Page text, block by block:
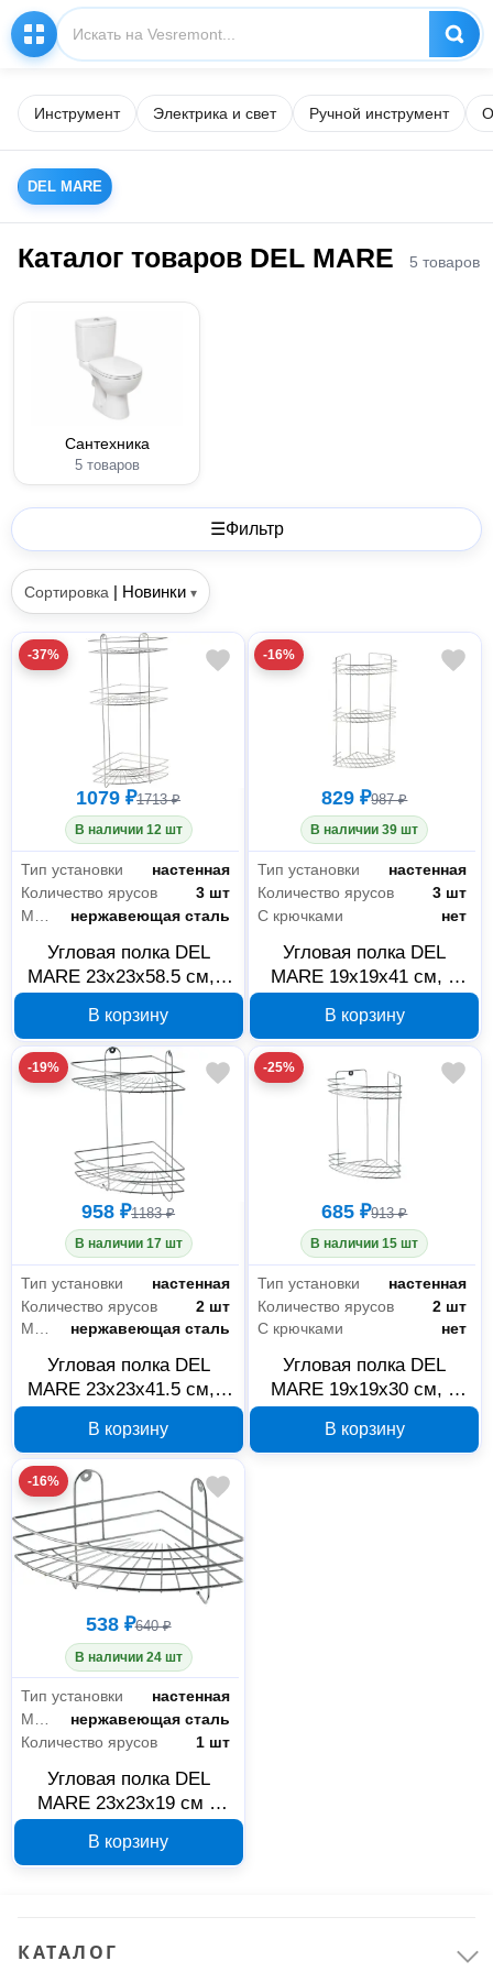
Инструмент Электрика и свет Ручной инструмент
DEL MARE
Каталог товаров DEL MARE 5 товаров
Сантехника
5 товаров
☰Фильтр
Сортировка | Новинки ▾
-37%
1079 ₽1713 ₽
В наличии 12 шт
Тип установки
настенная
Количество ярусов
3 шт
нержавеющая сталь
Угловая полка DEL
MARE 23х23х58.5 см, 3
18-03
В корзину
-16%
829 ₽987 ₽
В наличии 39 шт
Тип установки
настенная
Количество ярусов
3 шт
С крючками
нет
Угловая полка DEL
MARE 19х19х41 см, 3
В корзину
-19%
958 ₽1183 ₽
В наличии 17 шт
Тип установки
настенная
Количество ярусов
2 шт
Материал
нержавеющая сталь
Угловая полка DEL
MARE 23х23х41.5 см, 2
18-02
В корзину
-25%
685 ₽913 ₽
В наличии 15 шт
Тип установки
настенная
Количество ярусов
2 шт
С крючками
нет
Угловая полка DEL
MARE 19х19х30 см, 2
В корзину
-16%
538 ₽640 ₽
В наличии 24 шт
Тип установки
настенная
Материал
нержавеющая сталь
Количество ярусов
1 шт
Угловая полка DEL
MARE 23х23х19 см с
В корзину
КАТАЛОГ